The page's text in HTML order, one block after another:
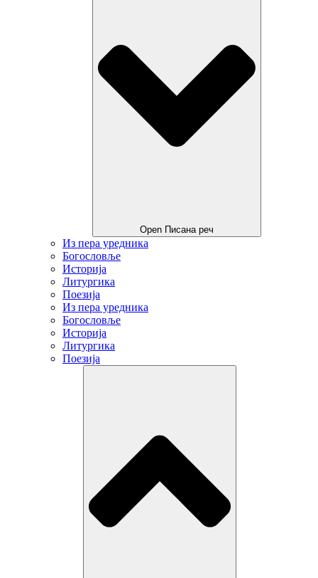
Open Писана реч
Из пера уредника
Богословље
Историја
Литургика
Поезија
Из пера уредника
Богословље
Историја
Литургика
Поезија